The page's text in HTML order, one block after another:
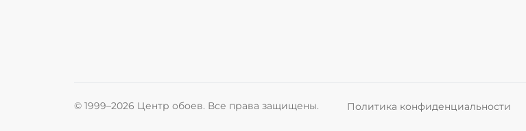
© 1999–2026 Центр обоев. Все права защищены. Политика конфиденциальности